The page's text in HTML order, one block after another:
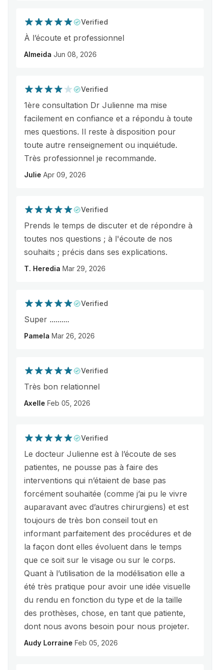
Verified
À l’écoute et professionnel
Almeida Jun 08, 2026
Verified
1ère consultation Dr Julienne ma mise
facilement en confiance et a répondu à toute
mes questions. Il reste à disposition pour
toute autre renseignement ou inquiétude.
Très professionnel je recommande.
Julie Apr 09, 2026
Verified
Prends le temps de discuter et de répondre à
toutes nos questions ; à l'écoute de nos
souhaits ; précis dans ses explications.
T. Heredia Mar 29, 2026
Verified
Super ..........
Pamela Mar 26, 2026
Verified
Très bon relationnel
Axelle Feb 05, 2026
Verified
Le docteur Julienne est à l’écoute de ses
patientes, ne pousse pas à faire des
interventions qui n’étaient de base pas
forcément souhaitée (comme j’ai pu le vivre
auparavant avec d’autres chirurgiens) et est
toujours de très bon conseil tout en
informant parfaitement des procédures et de
la façon dont elles évoluent dans le temps
que ce soit sur le visage ou sur le corps.
Quant à l’utilisation de la modélisation elle a
été très pratique pour avoir une idée visuelle
du rendu en fonction du type et de la taille
des prothèses, chose, en tant que patiente,
dont nous avons besoin pour nous projeter.
Audy Lorraine Feb 05, 2026